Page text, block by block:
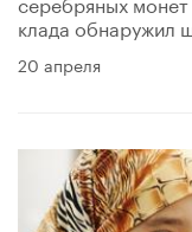
клада обнаружил
20 апреля